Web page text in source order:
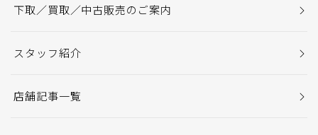
下取／買取／中古販売のご案内
スタッフ紹介
店舗記事一覧